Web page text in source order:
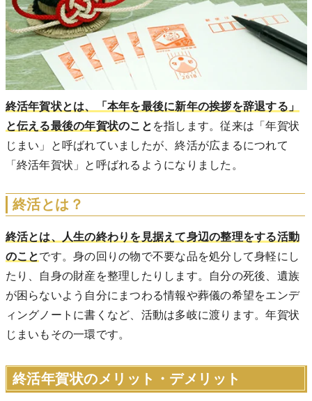
終活年賀状とは、「本年を最後に新年の挨拶を辞退する」
と伝える最後の年賀状のこと を指します。従来は「年賀状
じまい」と呼ばれていましたが、終活が広まるにつれて
「終活年賀状」と呼ばれるようになりました。
終活とは？
終活とは、人生の終わりを見据えて身辺の整理をする活動
のことです。身の回りの物で不要な品を処分して身軽にし
たり、自身の財産を整理したりします。自分の死後、遺族
が困らないよう自分にまつわる情報や葬儀の希望をエンデ
ィングノートに書くなど、活動は多岐に渡ります。年賀状
じまいもその一環です。
終活年賀状のメリット・デメリット